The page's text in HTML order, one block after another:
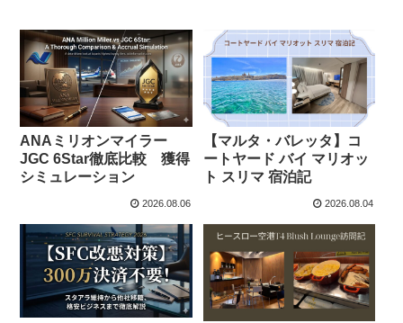
ANAミリオンマイラー
JGC 6Star徹底比較 獲得
シミュレーション
2026.08.06
【マルタ・バレッタ】コ
ートヤード バイ マリオッ
ト スリマ 宿泊記
2026.08.04